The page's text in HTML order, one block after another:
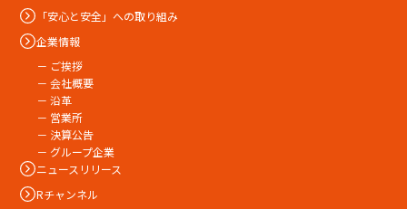
「安心と安全」への取り組み
企業情報
－ ご挨拶
－ 会社概要
－ 沿革
－ 営業所
－ 決算公告
－ グループ企業
ニュースリリース
Rチャンネル